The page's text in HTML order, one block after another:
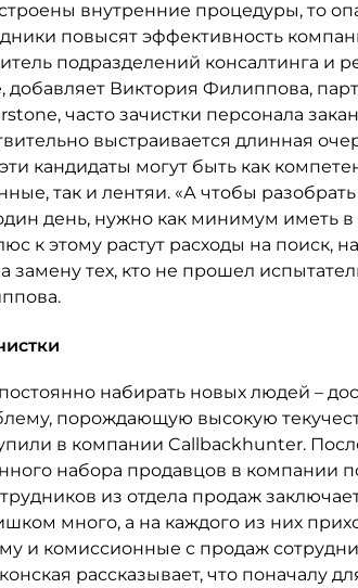
внутренние процедуры, то
повысят эффективность
подразделений консалтинга и
добавляет Виктория Филиппова,
часто зачистки персонала
выстраивается длинная
кандидаты могут быть как
так и лентяи. «А чтобы
день, нужно как минимум иметь в
к этому растут расходы на поиск,
замену тех, кто не прошел
набирать новых людей –
порождающую высокую
в компании Callbackhunter.
набора продавцов в компании
из отдела продаж
много, а на каждого из них
и комиссионные с продаж
рассказывает, что поначалу